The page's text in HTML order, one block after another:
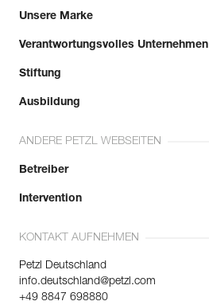
Unsere Marke
Verantwortungsvolles Unternehmen
Stiftung
Ausbildung
ANDERE PETZL WEBSEITEN
Betreiber
Intervention
KONTAKT AUFNEHMEN
Petzl Deutschland
info.deutschland@petzl.com
+49 8847 698880